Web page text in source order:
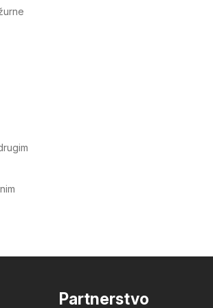
Partnerstvo